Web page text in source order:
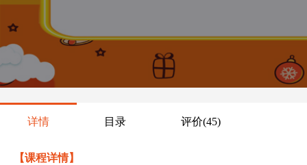
详情 目录 评价(45)
【课程详情】